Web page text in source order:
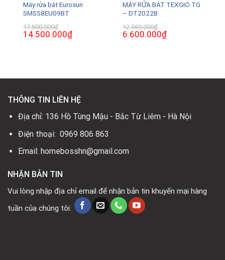
Máy rửa bát Eurosun
SMS58EU09BT
17.800.000₫
Giá
gốc
14.500.000₫Giá
hiện
MÁY RỬA BÁT TEXGIO TG
– DT2022B
12.360.000₫
Giá
gốc
6.600.000₫Giá
hiện
THÔNG TIN LIÊN HỆ
Địa chỉ: 136 Hồ Tùng Mậu - Bắc Từ Liêm - Hà Nội
Điện thoại: 0969 806 863
Email: homebosshn@gmail.com
NHẬN BẢN TIN
Vui lòng nhập địa chỉ email để nhận bản tin khuyến mại hàng
tuần của chúng tôi: